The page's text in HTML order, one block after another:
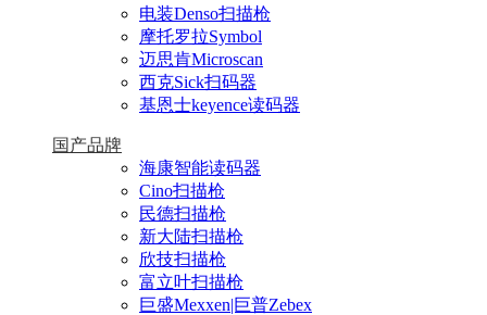
电装Denso扫描枪
摩托罗拉Symbol
迈思肯Microscan
西克Sick扫码器
基恩士keyence读码器
国产品牌
海康智能读码器
Cino扫描枪
民德扫描枪
新大陆扫描枪
欣技扫描枪
富立叶扫描枪
巨盛Mexxen|巨普Zebex